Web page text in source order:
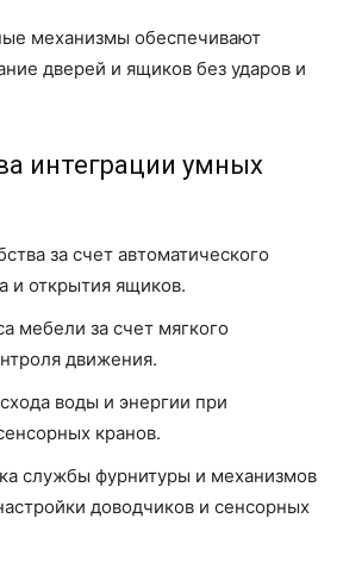
механизмы обеспечивают
дверей и ящиков без ударов и
интеграции умных
за счет автоматического
и открытия ящиков.
мебели за счет мягкого
движения.
воды и энергии при
кранов.
службы фурнитуры и механизмов
доводчиков и сенсорных